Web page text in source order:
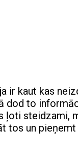
ir kaut kas
dod to
ļoti steidzami,
tos un